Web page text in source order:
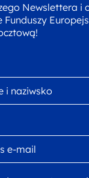
Newslettera i